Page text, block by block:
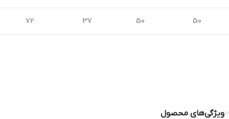
50
50
37
72
ویژگی‌های محصول